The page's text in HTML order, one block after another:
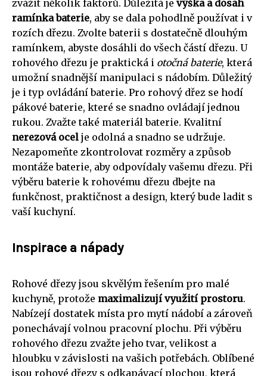
zvážit několik faktorů. Důležitá je výška a dosah
ramínka baterie, aby se dala pohodlně používat i v
rozích dřezu. Zvolte baterii s dostatečně dlouhým
ramínkem, abyste dosáhli do všech částí dřezu. U
rohového dřezu je praktická i otočná baterie, která
umožní snadnější manipulaci s nádobím. Důležitý
je i typ ovládání baterie. Pro rohový dřez se hodí
pákové baterie, které se snadno ovládají jednou
rukou. Zvažte také materiál baterie. Kvalitní
nerezová ocel je odolná a snadno se udržuje.
Nezapomeňte zkontrolovat rozměry a způsob
montáže baterie, aby odpovídaly vašemu dřezu. Při
výběru baterie k rohovému dřezu dbejte na
funkčnost, praktičnost a design, který bude ladit s
vaší kuchyní.
Inspirace a nápady
Rohové dřezy jsou skvělým řešením pro malé
kuchyně, protože maximalizují využití prostoru.
Nabízejí dostatek místa pro mytí nádobí a zároveň
ponechávají volnou pracovní plochu. Při výběru
rohového dřezu zvažte jeho tvar, velikost a
hloubku v závislosti na vašich potřebách. Oblíbené
jsou rohové dřezy s odkapávací plochou, která